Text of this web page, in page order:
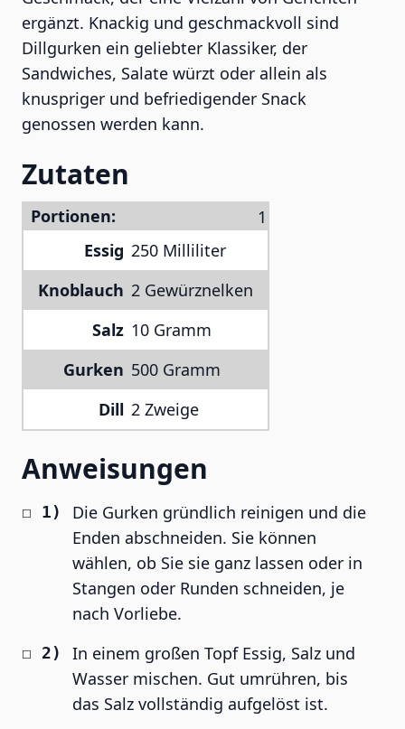
ergänzt. Knackig und geschmackvoll sind
Dillgurken ein geliebter Klassiker, der
Sandwiches, Salate würzt oder allein als
knuspriger und befriedigender Snack
genossen werden kann.
Zutaten
Portionen:
Essig 250 Milliliter
Knoblauch 2 Gewürznelken
Salz 10 Gramm
Gurken 500 Gramm
Dill 2 Zweige
Anweisungen
Die Gurken gründlich reinigen und die
Enden abschneiden. Sie können
wählen, ob Sie sie ganz lassen oder in
Stangen oder Runden schneiden, je
nach Vorliebe.
In einem großen Topf Essig, Salz und
Wasser mischen. Gut umrühren, bis
das Salz vollständig aufgelöst ist.